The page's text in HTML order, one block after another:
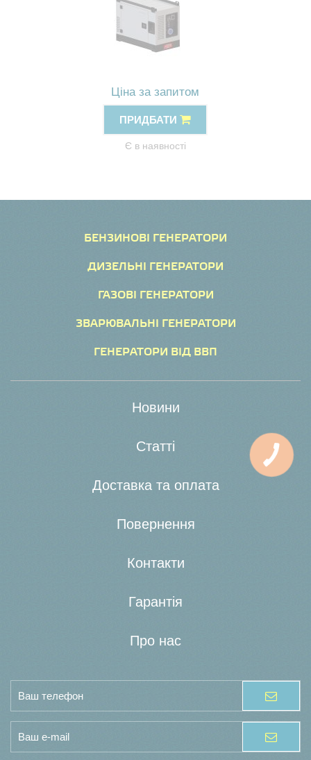
Ціна за запитом
ПРИДБАТИ
Є в наявності
БЕНЗИНОВІ ГЕНЕРАТОРИ
ДИЗЕЛЬНІ ГЕНЕРАТОРИ
ГАЗОВІ ГЕНЕРАТОРИ
ЗВАРЮВАЛЬНІ ГЕНЕРАТОРИ
ГЕНЕРАТОРИ ВІД ВВП
Новини
Статті
Доставка та оплата
Повернення
Контакти
Гарантія
Про нас